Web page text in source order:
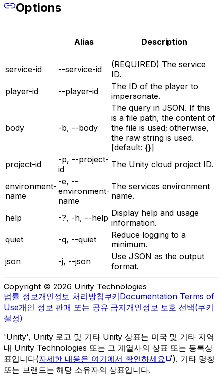
Options
Alias Description
service-id --service-id
(REQUIRED) The service
ID.
player-id
--player-id
The ID of the player to
impersonate.
body -b, --body
The query in JSON. If this
is a file path, the content of
the file is used; otherwise,
the raw string is used.
[default: {}]
project-id
-p, --project-
id
The Unity cloud project ID.
environment-
name
-e, --
environment-
name
The services environment
name.
help -?, -h, --help Display help and usage
information.
quiet
-q, --quiet
Reduce logging to a
minimum.
json
-j, --json
Use JSON as the output
format.
Copyright © 2026 Unity Technologies
법률 정보개인정보 처리방침쿠키Documentation Terms of
Use개인 정보 판매 또는 공유 금지개인정보 보호 선택(쿠키
설정)
'Unity', Unity 로고 및 기타 Unity 상표는 미국 및 기타 지역
내 Unity Technologies 또는 그 계열사의 상표 또는 등록상
표입니다(자세한 내용은 여기에서 확인하세요
). 기타 명칭
또는 브랜드는 해당 소유자의 상표입니다.